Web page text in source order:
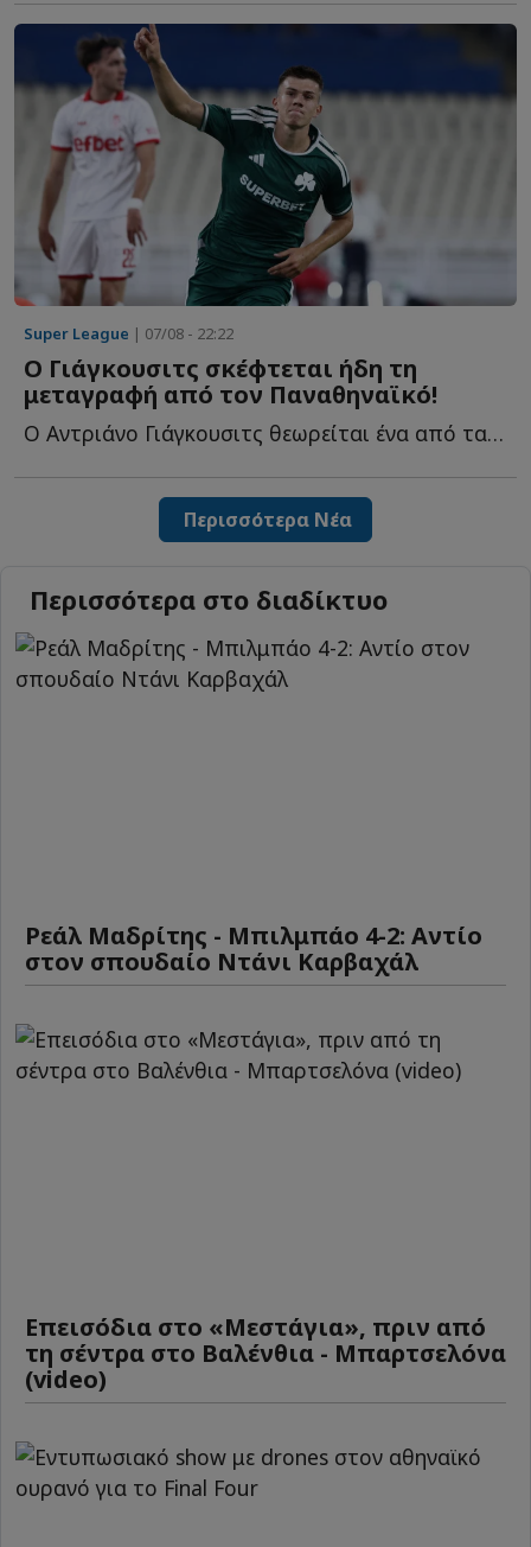
Super League | 07/08 - 22:22
Ο Γιάγκουσιτς σκέφτεται ήδη τη
μεταγραφή από τον Παναθηναϊκό!
Ο Αντριάνο Γιάγκουσιτς θεωρείται ένα από τα μεγαλύτερα π...
Περισσότερα Νέα
Περισσότερα στο διαδίκτυο
Ρεάλ Μαδρίτης - Μπιλμπάο 4-2: Αντίο
στον σπουδαίο Ντάνι Καρβαχάλ
Επεισόδια στο «Μεστάγια», πριν από
τη σέντρα στο Βαλένθια - Μπαρτσελόνα
(video)